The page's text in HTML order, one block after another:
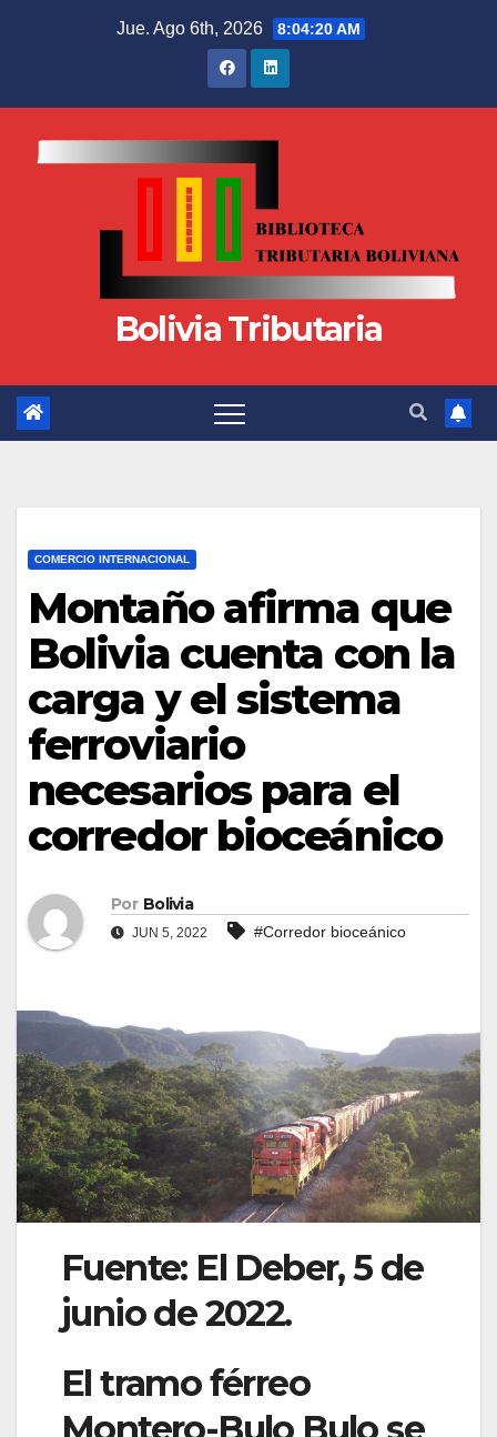
Jue. Ago 6th, 2026 8:04:21 AM
Bolivia Tributaria
COMERCIO INTERNACIONAL
Montaño afirma que
Bolivia cuenta con la
carga y el sistema
ferroviario
necesarios para el
corredor bioceánico
Por Bolivia
JUN 5, 2022 #Corredor bioceánico
Fuente: El Deber, 5 de
junio de 2022.
El tramo férreo